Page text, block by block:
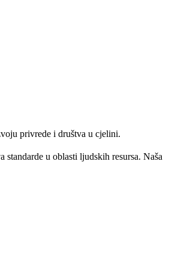
privrede i društva u cjelini.
u oblasti ljudskih resursa. Naša